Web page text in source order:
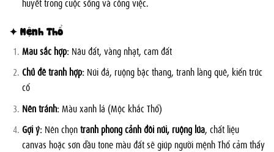
✦ Mệnh Thổ
Màu sắc hợp:Nâu đất, vàng nhạt, cam đất
Chủ đề tranh hợp:Núi đá, ruộng bậc thang, tranh làng quê, kiến trúc
cổ
Nên tránh:Màu xanh lá (Mộc khắc Thổ)
Gợi ý:Nên chọntranh phong cảnh đồi núi, ruộng lúa, chất liệu
canvas hoặc sơn dầu tone màu đất sẽ giúp người mệnh Thổ cảm thấy